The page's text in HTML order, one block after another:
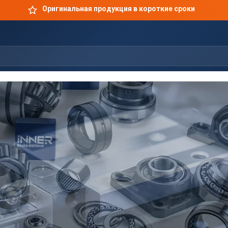
Оригинальная продукция в короткие сроки